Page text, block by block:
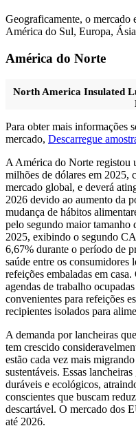
Geograficamente, o
América do Sul, Europa,
América do Norte
North America Insulated
Para obter mais informações
mercado, Descarregue
A América do Norte registou
milhões de dólares em 2025,
mercado global, e deverá
2026 devido ao aumento da
mudança de hábitos
pelo segundo maior tamanho
2025, exibindo o segundo
6,67% durante o período de
saúde entre os
refeições embaladas em
agendas de trabalho
convenientes para refeições
recipientes isolados para
A demanda por lancheiras
tem crescido
estão cada vez mais
sustentáveis. Essas
duráveis ​​e ecológicos,
conscientes que buscam
descartável. O mercado dos
até 2026.